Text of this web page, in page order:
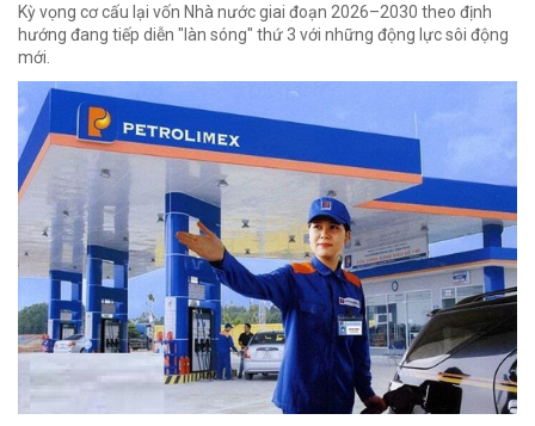
Kỳ vọng cơ cấu lại vốn Nhà nước giai đoạn 2026–2030 theo định
hướng đang tiếp diễn "làn sóng" thứ 3 với những động lực sôi động
mới.